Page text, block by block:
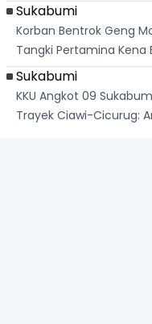
Sukabumi
Korban Bentrok Geng
Tangki Pertamina Kena
Sukabumi
KKU Angkot 09
Trayek Ciawi-Cicurug: